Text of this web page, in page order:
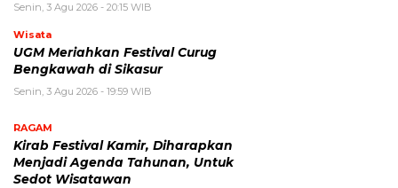
Senin, 3 Agu 2026 - 20:15 WIB
Wisata
UGM Meriahkan Festival Curug
Bengkawah di Sikasur
Senin, 3 Agu 2026 - 19:59 WIB
RAGAM
Kirab Festival Kamir, Diharapkan
Menjadi Agenda Tahunan, Untuk
Sedot Wisatawan